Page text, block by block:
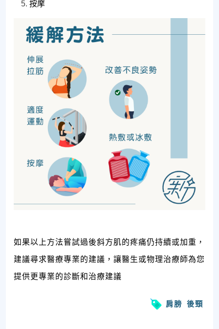
按摩
如果以上方法嘗試過後斜方肌的疼痛仍持續或加重，
建議尋求醫療專業的建議，讓醫生或物理治療師為您
提供更專業的診斷和治療建議
肩膀 後頸